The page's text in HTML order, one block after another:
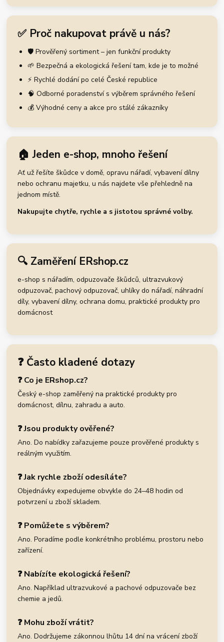
✅ Proč nakupovat právě u nás?
🛡️ Prověřený sortiment – jen funkční produkty
🌱 Bezpečná a ekologická řešení tam, kde je to možné
⚡ Rychlé dodání po celé České republice
🧠 Odborné poradenství s výběrem správného řešení
💰 Výhodné ceny a akce pro stálé zákazníky
🏠 Jeden e-shop, mnoho řešení
Ať už řešíte škůdce v domě, opravu nářadí, vybavení dílny
nebo ochranu majetku, u nás najdete vše přehledně na
jednom místě.
Nakupujte chytře, rychle a s jistotou správné volby.
🔍 Zaměření ERshop.cz
e-shop s nářadím, odpuzovače škůdců, ultrazvukový
odpuzovač, pachový odpuzovač, uhlíky do nářadí, náhradní
díly, vybavení dílny, ochrana domu, praktické produkty pro
domácnost
❓ Často kladené dotazy
❓ Co je ERshop.cz?
Český e-shop zaměřený na praktické produkty pro
domácnost, dílnu, zahradu a auto.
❓ Jsou produkty ověřené?
Ano. Do nabídky zařazujeme pouze prověřené produkty s
reálným využitím.
❓ Jak rychle zboží odesíláte?
Objednávky expedujeme obvykle do 24–48 hodin od
potvrzení u zboží skladem.
❓ Pomůžete s výběrem?
Ano. Poradíme podle konkrétního problému, prostoru nebo
zařízení.
❓ Nabízíte ekologická řešení?
Ano. Například ultrazvukové a pachové odpuzovače bez
chemie a jedů.
❓ Mohu zboží vrátit?
Ano. Dodržujeme zákonnou lhůtu 14 dní na vrácení zboží